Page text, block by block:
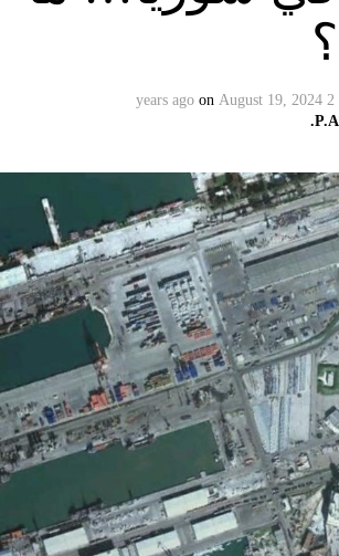
لإطلاق النار في غزة.
استبق زيارة بلينكن لإسرائيل
من إعادة التسلح”.
قال الكاتب والباحث السياسي
ليست عقبة في المفاوضات وأي حديث من
الأساسية هي أن نتنياهو يعرض المجتمع
وافقت على الإطار الرئيسي الذي قدمه جو
تدرك أن وقف إطلاق النار مصلحة لفلسطين
نتنياهو لا يريد السلام في المنطقة، وهو
منذ ديسمبر قدمت لمصر رأيا يقول إنها
سنوات.
2 years ago
on August 19, 2024